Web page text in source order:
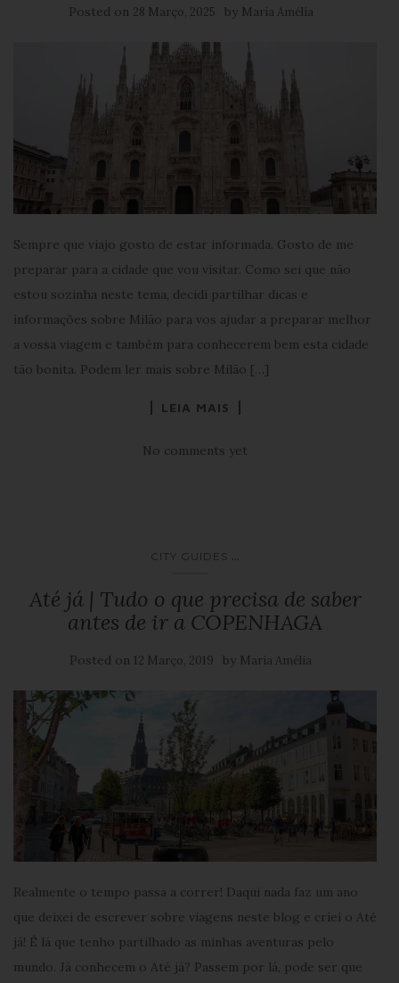
Posted on 28 Março, 2025 by Maria Amélia
Sempre que viajo gosto de estar informada. Gosto de me
preparar para a cidade que vou visitar. Como sei que não
estou sozinha neste tema, decidi partilhar dicas e
informações sobre Milão para vos ajudar a preparar melhor
a vossa viagem e também para conhecerem bem esta cidade
tão bonita. Podem ler mais sobre Milão […]
LEIA MAIS
No comments yet
CITY GUIDES
Até já | Tudo o que precisa de saber
antes de ir a COPENHAGA
Posted on 12 Março, 2019 by Maria Amélia
Realmente o tempo passa a correr! Daqui nada faz um ano
que deixei de escrever sobre viagens neste blog e criei o Até
já! É lá que tenho partilhado as minhas aventuras pelo
mundo. Já conhecem o Até já? Passem por lá, pode ser que